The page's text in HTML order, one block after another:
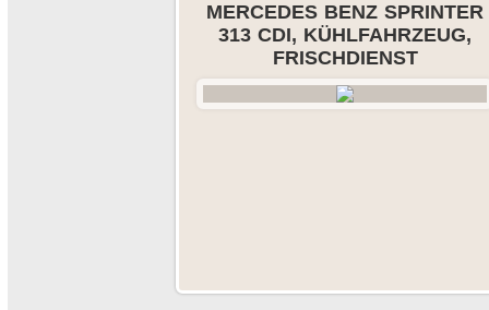
MERCEDES BENZ SPRINTER
313 CDI, KÜHLFAHRZEUG,
FRISCHDIENST